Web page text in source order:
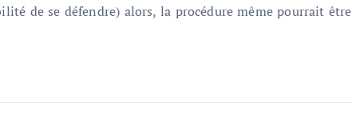
de se défendre) alors, la procédure même pourrait être